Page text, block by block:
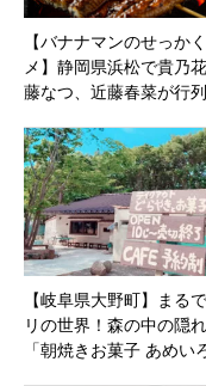
【バナナマンのせっか
メ】静岡県浜松で貴乃
藤なつ、近藤春菜が行
カツを食べまくり
【岐阜県大野町】まる
リの世界！森の中の隠
「朝焼きお菓子 あめい